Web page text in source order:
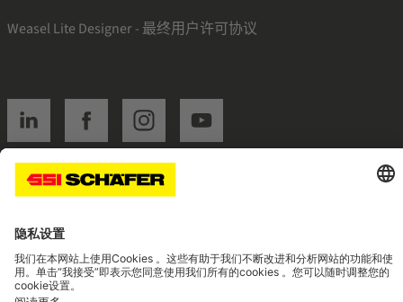
Weasel Lite Designer - 最终用户许可协议
SSI linkedinSSI facebookSSI instagramSSI youtube
Navigate to home page